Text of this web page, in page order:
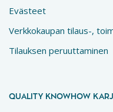
Evästeet
Verkkokaupan tilaus-,
Tilauksen peruuttaminen
QUALITY KNOWHOW